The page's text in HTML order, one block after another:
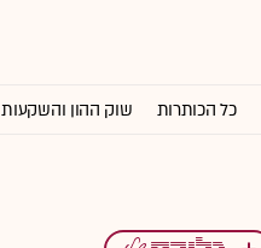
כל הכותרות שוק ההון והשקעות